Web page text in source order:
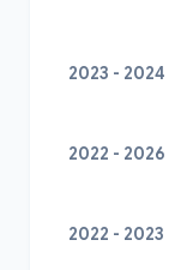
2023 - 2024
2022 - 2026
2022 - 2023